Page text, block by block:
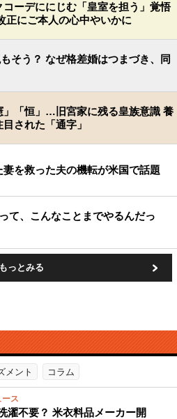
ーデににじむ「皇室を担う」覚悟
正にご本人の心中やいかに
そう？ なぜ格差婚はつまづき、同
」「恒」…旧宮家に残る皇族意識 養
された「通字」
を救った夫の機転が米国で話題
て、こんなことまでやるんだっ
もっとみる
メント コラム
ース
濯不要？ 米衣料品メーカー開